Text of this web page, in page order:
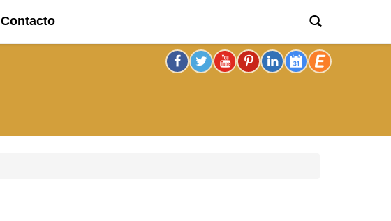
Contacto